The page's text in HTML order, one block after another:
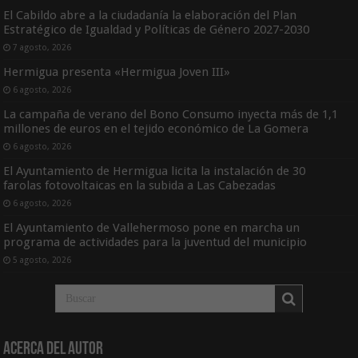
El Cabildo abre a la ciudadanía la elaboración del Plan
Estratégico de Igualdad y Políticas de Género 2027-2030
7 agosto, 2026
Hermigua presenta «Hermigua Joven III»
6 agosto, 2026
La campaña de verano del Bono Consumo inyecta más de 1,1
millones de euros en el tejido económico de La Gomera
6 agosto, 2026
El Ayuntamiento de Hermigua licita la instalación de 30
farolas fotovoltaicas en la subida a Las Cabezadas
6 agosto, 2026
El Ayuntamiento de Vallehermoso pone en marcha un
programa de actividades para la juventud del municipio
5 agosto, 2026
Acerca del Autor